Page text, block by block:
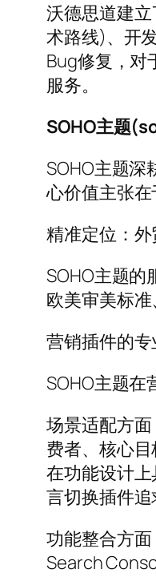
沃德思道建
术路线)、开
Bug修复，对
服务。
SOHO主题
SOHO主题深
心价值主张
精准定位：
SOHO主题
欧美审美标
营销插件的
SOHO主题在
场景适配方
费者、核心
在功能设计
言切换插件追
功能整合方
Search